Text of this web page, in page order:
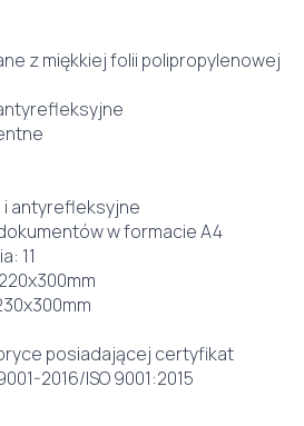
z miękkiej folii polipropylenowej
antyrefleksyjne
w formacie A4
11
posiadającej certyfikat
2016/ISO 9001:2015